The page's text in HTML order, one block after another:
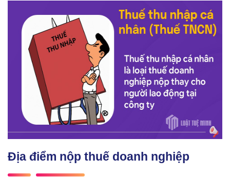
Địa điểm nộp thuế doanh nghiệp